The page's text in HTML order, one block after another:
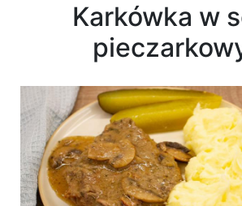
Karkówka w